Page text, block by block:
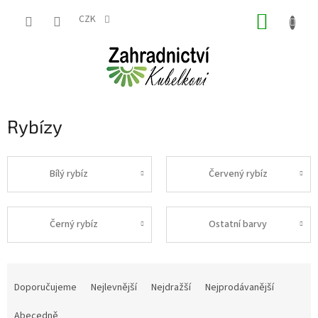
CZK
Rybízy
Bílý rybíz Červený rybíz
Černý rybíz Ostatní barvy
Doporučujeme Nejlevnější Nejdražší
Nejprodávanější